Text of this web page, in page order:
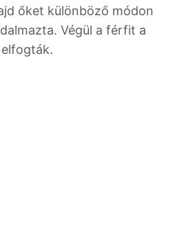
őket különböző módon
Végül a férfit a